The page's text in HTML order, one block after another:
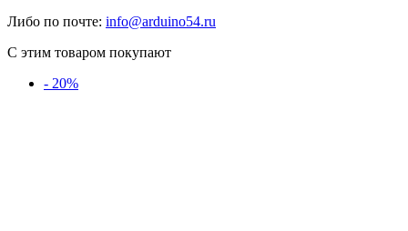
Либо по почте: info@arduino54.ru
С этим товаром покупают
- 20%